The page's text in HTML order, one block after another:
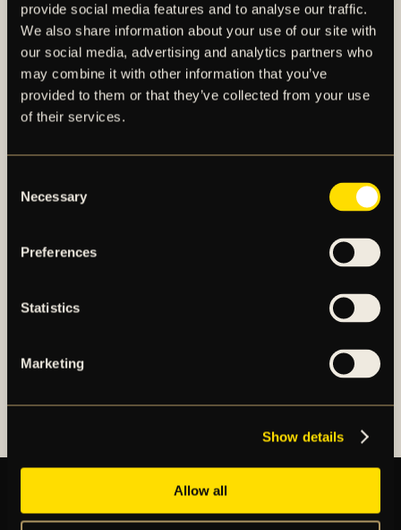
provide social media features and to analyse our traffic.
We also share information about your use of our site with
our social media, advertising and analytics partners who
may combine it with other information that you’ve
provided to them or that they’ve collected from your use
of their services.
Selection
Necessary
Preferences
Statistics
Marketing
Show details
Allow all
AIK – SEDAN 1891
AIK Fotboll AB bedriver AIK Fotbollsförenings
damlag. Herrlaget spelar i Allsvenskan och damlaget
spelar i OBOS Damallsvenskan. AIK Fotboll AB är
noterat på NGM Nordic Growth Market Stockholm.
OM AIK FOTBOLL AB